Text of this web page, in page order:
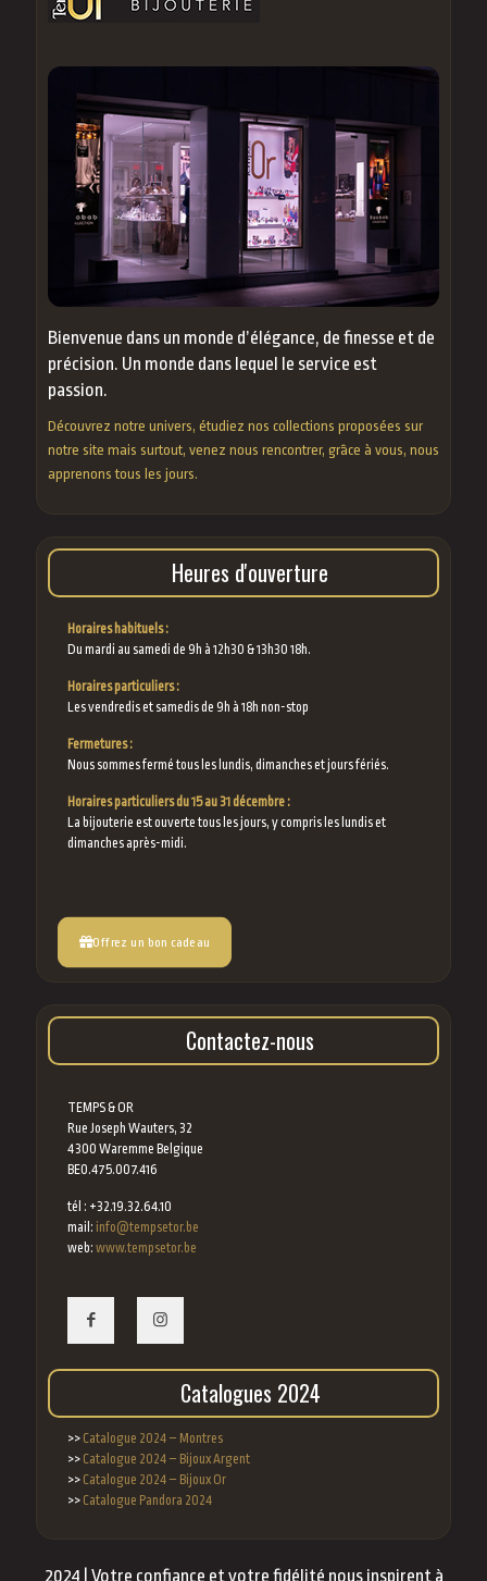
Bienvenue dans un monde d’élégance, de finesse et de
précision. Un monde dans lequel le service est
passion.
Découvrez notre univers, étudiez nos collections proposées sur
notre site mais surtout, venez nous rencontrer, grâce à vous, nous
apprenons tous les jours.
Heures d'ouverture
Horaires habituels :
Du mardi au samedi de 9h à 12h30 & 13h30 18h.
Horaires particuliers :
Les vendredis et samedis de 9h à 18h non-stop
Fermetures :
Nous sommes fermé tous les lundis, dimanches et jours fériés.
Horaires particuliers du 15 au 31 décembre :
La bijouterie est ouverte tous les jours, y compris les lundis et
dimanches après-midi.
Offrez un bon cadeau
Contactez-nous
TEMPS & OR
Rue Joseph Wauters, 32
4300 Waremme Belgique
BE0.475.007.416
tél : +32.19.32.64.10
mail: info@tempsetor.be
web: www.tempsetor.be
Catalogues 2024
>> Catalogue 2024 – Montres
>> Catalogue 2024 – Bijoux Argent
>> Catalogue 2024 – Bijoux Or
>> Catalogue Pandora 2024
2024 | Votre confiance et votre fidélité nous inspirent à